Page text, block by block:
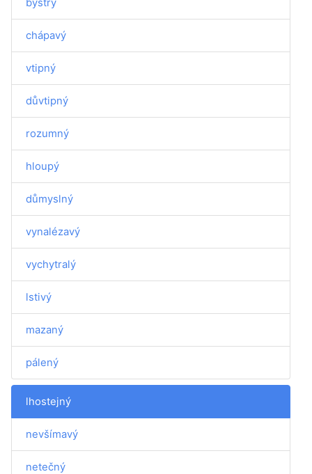
bystrý
chápavý
vtipný
důvtipný
rozumný
hloupý
důmyslný
vynalézavý
vychytralý
lstivý
mazaný
pálený
lhostejný
nevšímavý
netečný